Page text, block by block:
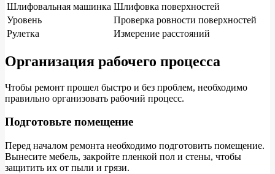
Шлифовальная машинка Шлифовка поверхностей
Уровень
Проверка ровности поверхностей
Рулетка
Измерение расстояний
Организация рабочего процесса
Чтобы ремонт прошел быстро и без проблем, необходимо
правильно организовать рабочий процесс.
Подготовьте помещение
Перед началом ремонта необходимо подготовить помещение.
Вынесите мебель, закройте пленкой пол и стены, чтобы
защитить их от пыли и грязи.